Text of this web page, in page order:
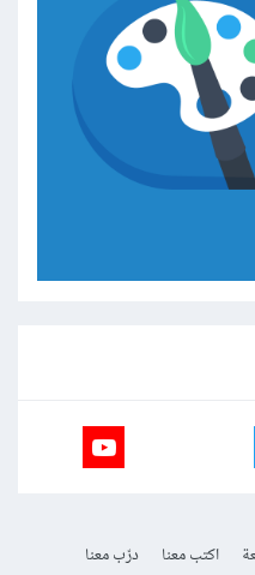
اكتب معنا
درّب معنا